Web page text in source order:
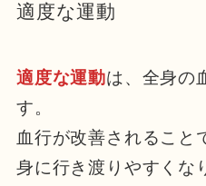
適度な運動
適度な運動は、全身の
す。
血行が改善されること
身に行き渡りやすくな